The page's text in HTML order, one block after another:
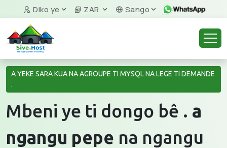
Diko ye ZAR Sango
A YEKE SARA KUA NA AGROUPE TI MYSQL NA LEGE TI DEMANDE
.
Mbeni ye ti dongo bê . a
ngangu pepe na ngangu